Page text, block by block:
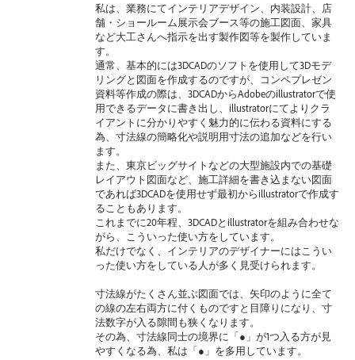
私は、業務にてインテリアデザイン、内装設計、店
舗・ショールーム展示会ブース等の施工図面、家具
など大工さんへ指示を出す製作図等を製作していま
す。
通常、基本的には3DCADのソフトを使用して3Dモデ
リングと図面を作成するのですが、コンペプレゼン
資料等作成の際は、3DCADからAdobeのillustratorで使
用できるデータに書き出し、illustratorにてよりクラ
イアントに分かりやすく魅力的に伝わる資料にする
為、寸法線の簡略化や説明用寸法の追加などを行い
ます。
また、東京ビッグサイトなどの大型施設内での基礎
レイアウト図面など、施工詳細を書き込まない図面
であれば3DCADを使用せず最初からillustratorで作成す
ることもあります。
これまでに20年程、3DCADとillustratorを組み合わせな
がら、こういった使い方をしています。
私だけでなく、インテリアのデザイナーにはこうい
った使い方をしている人が多く見受けられます。
寸法線がたくさん並ぶ図面では、矢印のように全て
の線の左右両方に付くものですと目障りになり、寸
法数字が入る隙間も狭くなります。
その為、寸法線同士の境界に「●」が1つ入る方が見
やすくなる為、私は「●」を多用しています。